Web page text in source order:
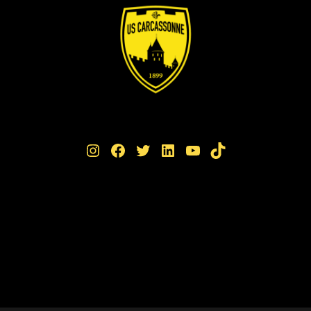
Instagram Facebook Twitter LinkedIn YouTube TikTok